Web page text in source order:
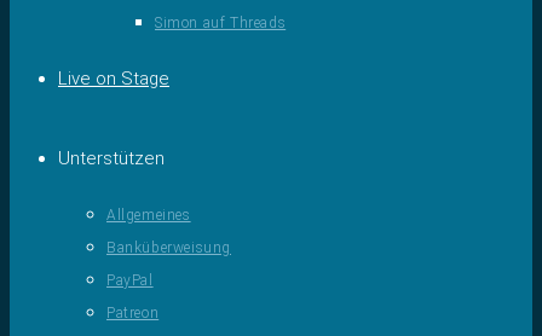
Simon auf Threads
Live on Stage
Unterstützen
Allgemeines
Banküberweisung
PayPal
Patreon